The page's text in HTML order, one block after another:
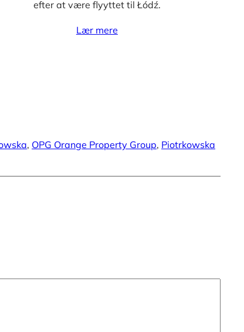
efter at være flyyttet til Łódź.
Lær mere
, OPG Orange Property Group, Piotrkowska